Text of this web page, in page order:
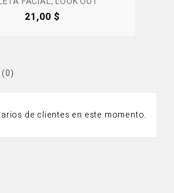
Precio
21,00 $
de clientes en este momento.